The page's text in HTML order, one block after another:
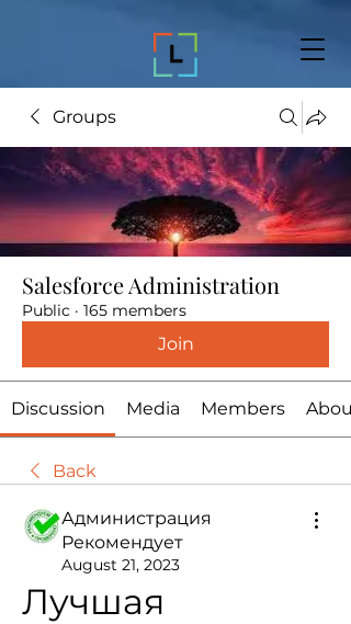
Groups
Salesforce Administration
Public · 165 members
Join
Discussion Media Members About
Back
Администрация
Рекомендует
August 21, 2023
Лучшая